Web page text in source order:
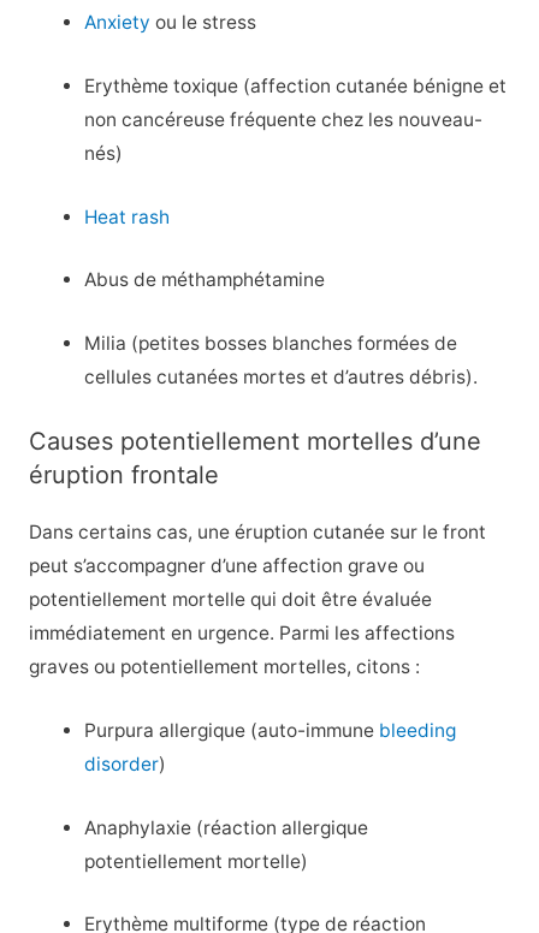
Anxiety ou le stress
Erythème toxique (affection cutanée bénigne et
non cancéreuse fréquente chez les nouveau-
nés)
Heat rash
Abus de méthamphétamine
Milia (petites bosses blanches formées de
cellules cutanées mortes et d’autres débris).
Causes potentiellement mortelles d’une
éruption frontale
Dans certains cas, une éruption cutanée sur le front
peut s’accompagner d’une affection grave ou
potentiellement mortelle qui doit être évaluée
immédiatement en urgence. Parmi les affections
graves ou potentiellement mortelles, citons :
Purpura allergique (auto-immune bleeding
disorder)
Anaphylaxie (réaction allergique
potentiellement mortelle)
Erythème multiforme (type de réaction